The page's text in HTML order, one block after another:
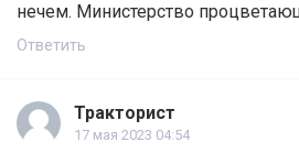
нечем. Министерство
Ответить
Тракторист
17 мая 2023 04:54